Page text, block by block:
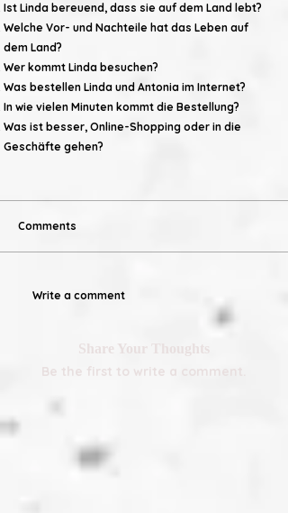
Ist Linda bereuend, dass sie auf dem Land lebt?
Welche Vor- und Nachteile hat das Leben auf
dem Land?
Wer kommt Linda besuchen?
Was bestellen Linda und Antonia im Internet?
In wie vielen Minuten kommt die Bestellung?
Was ist besser, Online-Shopping oder in die
Geschäfte gehen?
Comments
Write a comment
Share Your Thoughts
Be the first to write a comment.